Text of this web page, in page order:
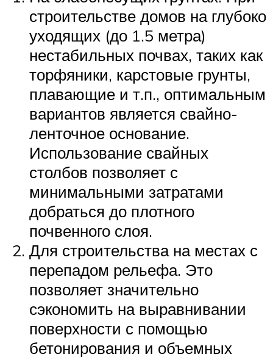
строительстве домов на глубоко
уходящих (до 1.5 метра)
нестабильных почвах, таких как
торфяники, карстовые грунты,
плавающие и т.п., оптимальным
вариантов является свайно-
ленточное основание.
Использование свайных
столбов позволяет с
минимальными затратами
добраться до плотного
почвенного слоя.
Для строительства на местах с
перепадом рельефа. Это
позволяет значительно
сэкономить на выравнивании
поверхности с помощью
бетонирования и объемных